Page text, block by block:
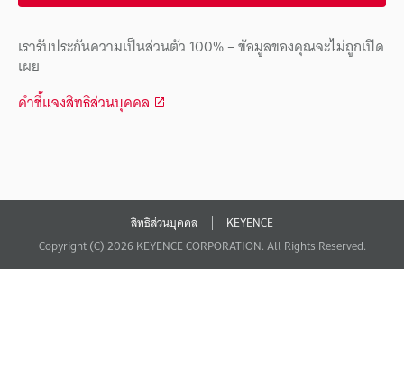
เรารับประกันความเป็นส่วนตัว 100% – ข้อมูลของคุณจะไม่ถูกเปิด
เผย
คำชี้แจงสิทธิส่วนบุคคล
สิทธิส่วนบุคคล
KEYENCE
Copyright (C) 2026 KEYENCE CORPORATION. All Rights Reserved.